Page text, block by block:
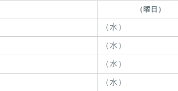
（曜日）
（水）
（水）
（水）
（水）